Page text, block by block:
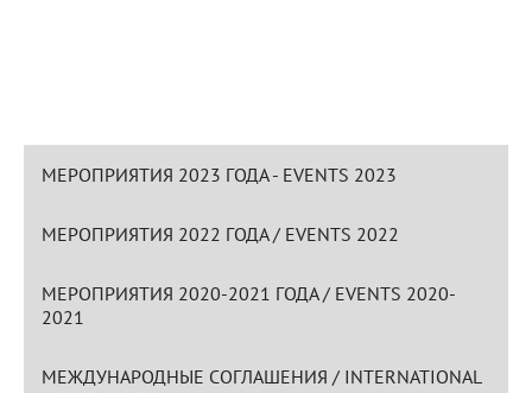
МЕРОПРИЯТИЯ 2023 ГОДА - EVENTS 2023
МЕРОПРИЯТИЯ 2022 ГОДА / EVENTS 2022
МЕРОПРИЯТИЯ 2020-2021 ГОДА / EVENTS 2020-
2021
МЕЖДУНАРОДНЫЕ СОГЛАШЕНИЯ / INTERNATIONAL